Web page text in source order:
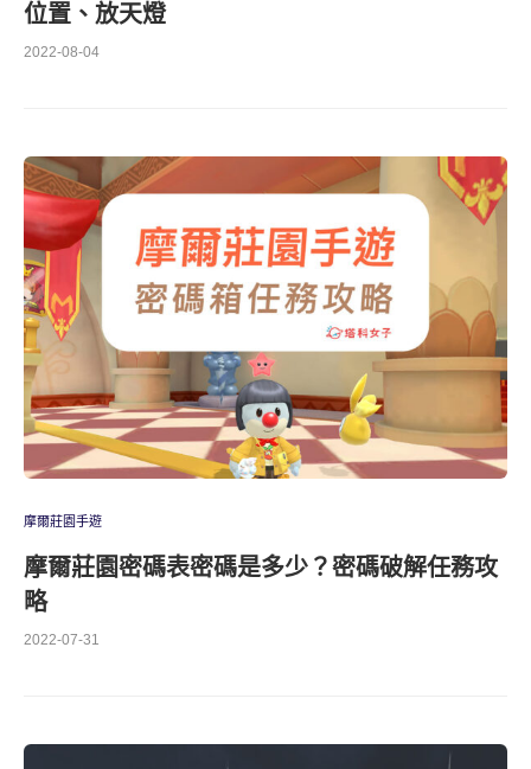
位置、放天燈
2022-08-04
摩爾莊園手遊
摩爾莊園密碼表密碼是多少？密碼破解任務攻
略
2022-07-31